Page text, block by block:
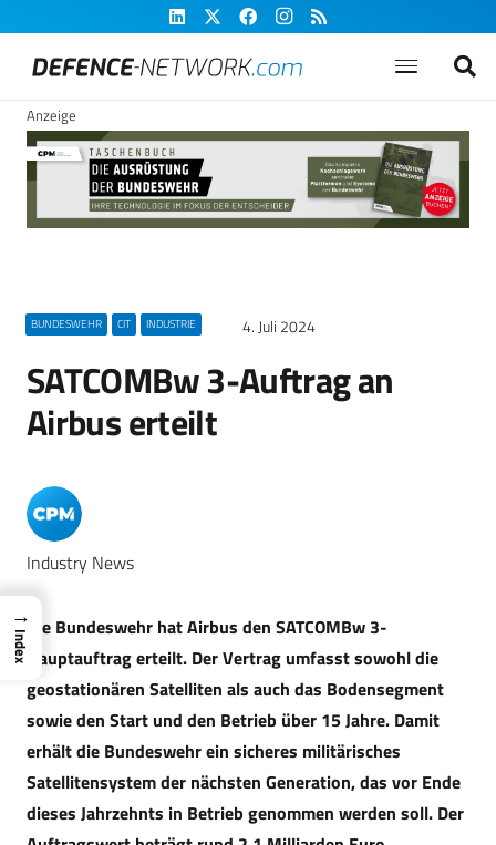
Anzeige
BUNDESWEHR CIT INDUSTRIE 4. Juli 2024
SATCOMBw 3-Auftrag an
Airbus erteilt
Industry News
Die Bundeswehr hat Airbus den SATCOMBw 3-
Hauptauftrag erteilt. Der Vertrag umfasst sowohl die
geostationären Satelliten als auch das Bodensegment
sowie den Start und den Betrieb über 15 Jahre. Damit
erhält die Bundeswehr ein sicheres militärisches
Satellitensystem der nächsten Generation, das vor Ende
dieses Jahrzehnts in Betrieb genommen werden soll. Der
→
Index